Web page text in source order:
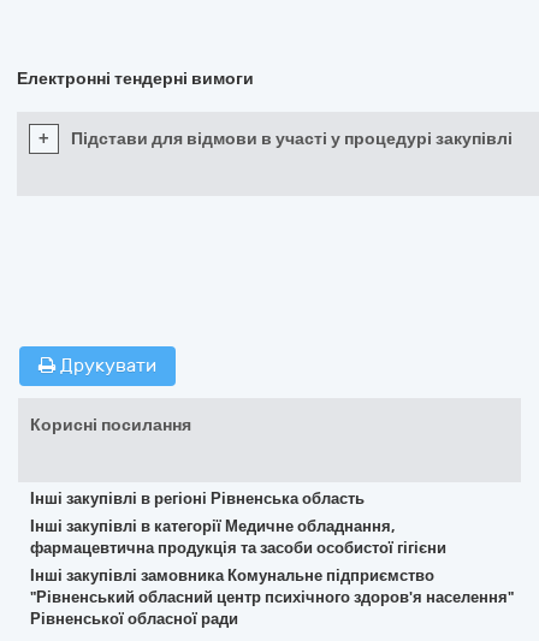
Електронні тендерні вимоги
+ Підстави для відмови в участі у процедурі закупівлі
Друкувати
Корисні посилання
Інші закупівлі в регіоні Рівненська область
Інші закупівлі в категорії Медичне обладнання,
фармацевтична продукція та засоби особистої гігієни
Інші закупівлі замовника Комунальне підприємство
"Рівненський обласний центр психічного здоров'я населення"
Рівненської обласної ради